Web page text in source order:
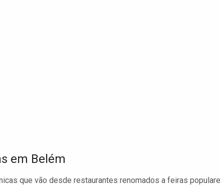
em Belém
que vão desde restaurantes renomados a feiras